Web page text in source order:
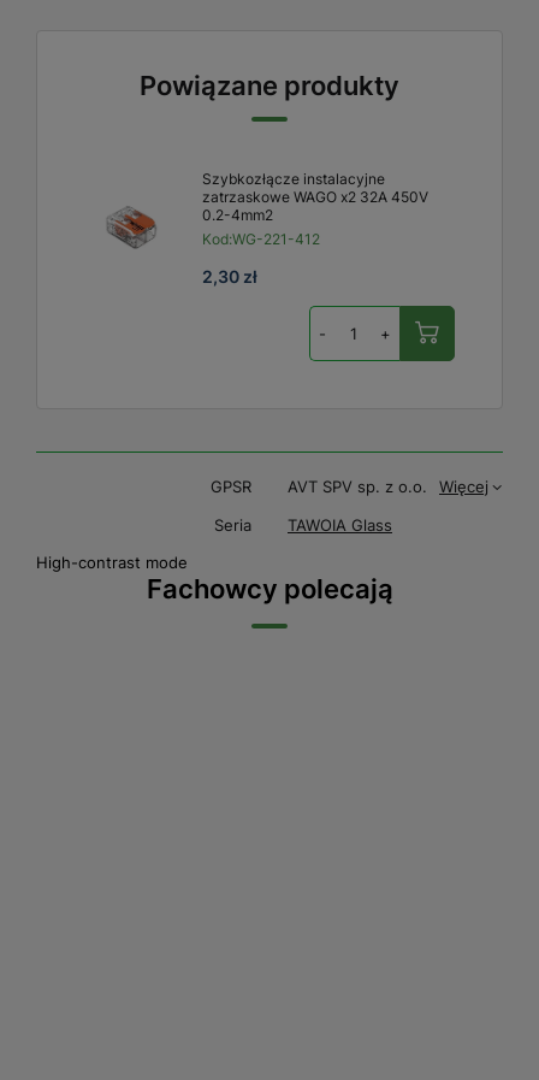
Powiązane produkty
Szybkozłącze instalacyjne
zatrzaskowe WAGO x2 32A 450V
0.2-4mm2
Kod:WG-221-412
2,30 zł
- +
GPSR AVT SPV sp. z o.o.
Więcej
Seria
TAWOIA Glass
High-contrast mode
Fachowcy polecają